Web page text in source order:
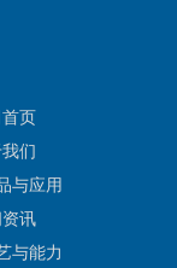
页
们
与应用
资讯
与能力